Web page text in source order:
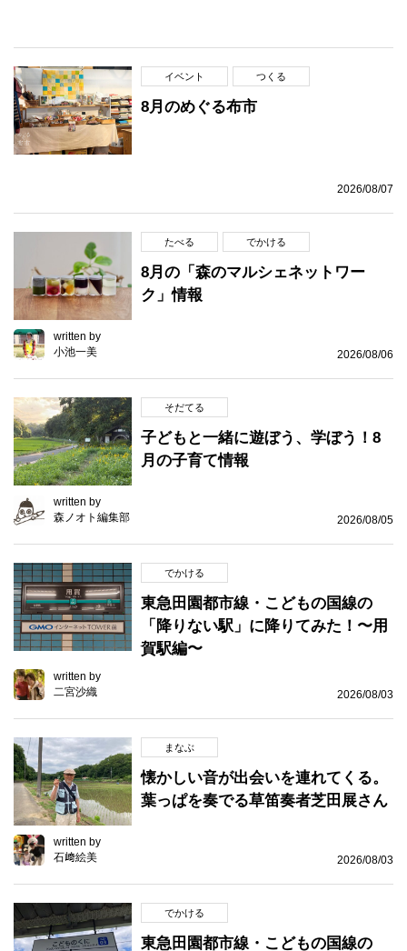
イベント つくる
8月のめぐる布市
2026/08/07
たべる でかける
8月の「森のマルシェネットワー
ク」情報
written by
小池一美
2026/08/06
そだてる
子どもと一緒に遊ぼう、学ぼう！8
月の子育て情報
written by
森ノオト編集部
2026/08/05
でかける
東急田園都市線・こどもの国線の
「降りない駅」に降りてみた！〜用
賀駅編〜
written by
二宮沙織
2026/08/03
まなぶ
懐かしい音が出会いを連れてくる。
葉っぱを奏でる草笛奏者芝田展さん
written by
石﨑絵美
2026/08/03
でかける
東急田園都市線・こどもの国線の